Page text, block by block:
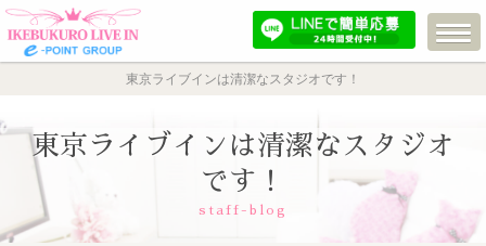
東京ライブインは清潔なスタジオです！
東京ライブインは清潔なスタジオ
です！
staff-blog